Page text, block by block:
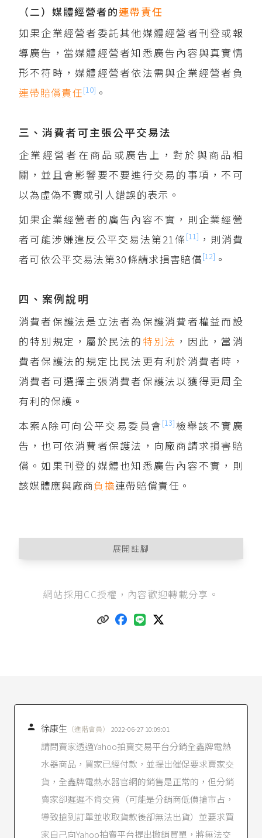
（二）媒體經營者的連帶責任
如果企業經營者委託其他媒體經營者刊登或報
導廣告，當媒體經營者知悉廣告內容與真實情
形不符時，媒體經營者依法需與企業經營者負
連帶賠償責任[10] 。
三、消費者可主張公平交易法
企業經營者在商品或廣告上，對於與商品相
關，並且會影響要不要進行交易的事項，不可
以為虛偽不實或引人錯誤的表示。
如果企業經營者的廣告內容不實，則企業經營
者可能涉嫌違反公平交易法第21條 [11] ，則消費
者可依公平交易法第30條請求損害賠償[12] 。
四、案例說明
消費者保護法是立法者為保護消費者權益而設
的特別規定，屬於民法的特別法 ，因此，當消
費者保護法的規定比民法更有利於消費者時，
消費者可選擇主張消費者保護法以獲得更周全
有利的保護。
本案A除可向公平交易委員會 [13]檢舉該不實廣
告，也可依消費者保護法，向廠商請求損害賠
償。如果刊登的媒體也知悉廣告內容不實，則
該媒體應與廠商負擔連帶賠償責任。
展開註腳
I 意圖為自己或第三人不法之所有，以詐術使人將
刑、拘役或科或併科五十萬元以下罰金。
食品器具、食品容器或包裝，其標示、宣傳或廣
第28條第2項：「食品不得為醫療效能之標示、宣
第一項或中央主管機關依第二十八條第三項所定
辦法者，處新臺幣四萬元以上四百萬元以下罰
鍰；違反同條第二項規定者，處新臺幣六十萬元
以上五百萬元以下罰鍰；再次違反者，並得命其
歇業、停業一定期間、廢止其公司、商業、工廠
之全部或部分登記事項，或食品業者之登錄；經
廢止登錄者，一年內不得再申請重新登錄。」；
網站採用CC授權，內容歡迎轉載分享。
 徐康生 （進階會員） 2022-06-27 10:09:01
請問賣家透過Yahoo拍賣交易平台分銷全鑫牌電熱
水器商品，買家已經付款，並提出催促要求賣家交
貨，全鑫牌電熱水器官網的銷售是正常的，但分銷
賣家卻遲遲不肯交貨（可能是分銷商低價搶市占，
導致搶到訂單並收取貨款後卻無法出貨）並要求買
家自己向Yahoo拍賣平台提出撤銷買單，將無法交